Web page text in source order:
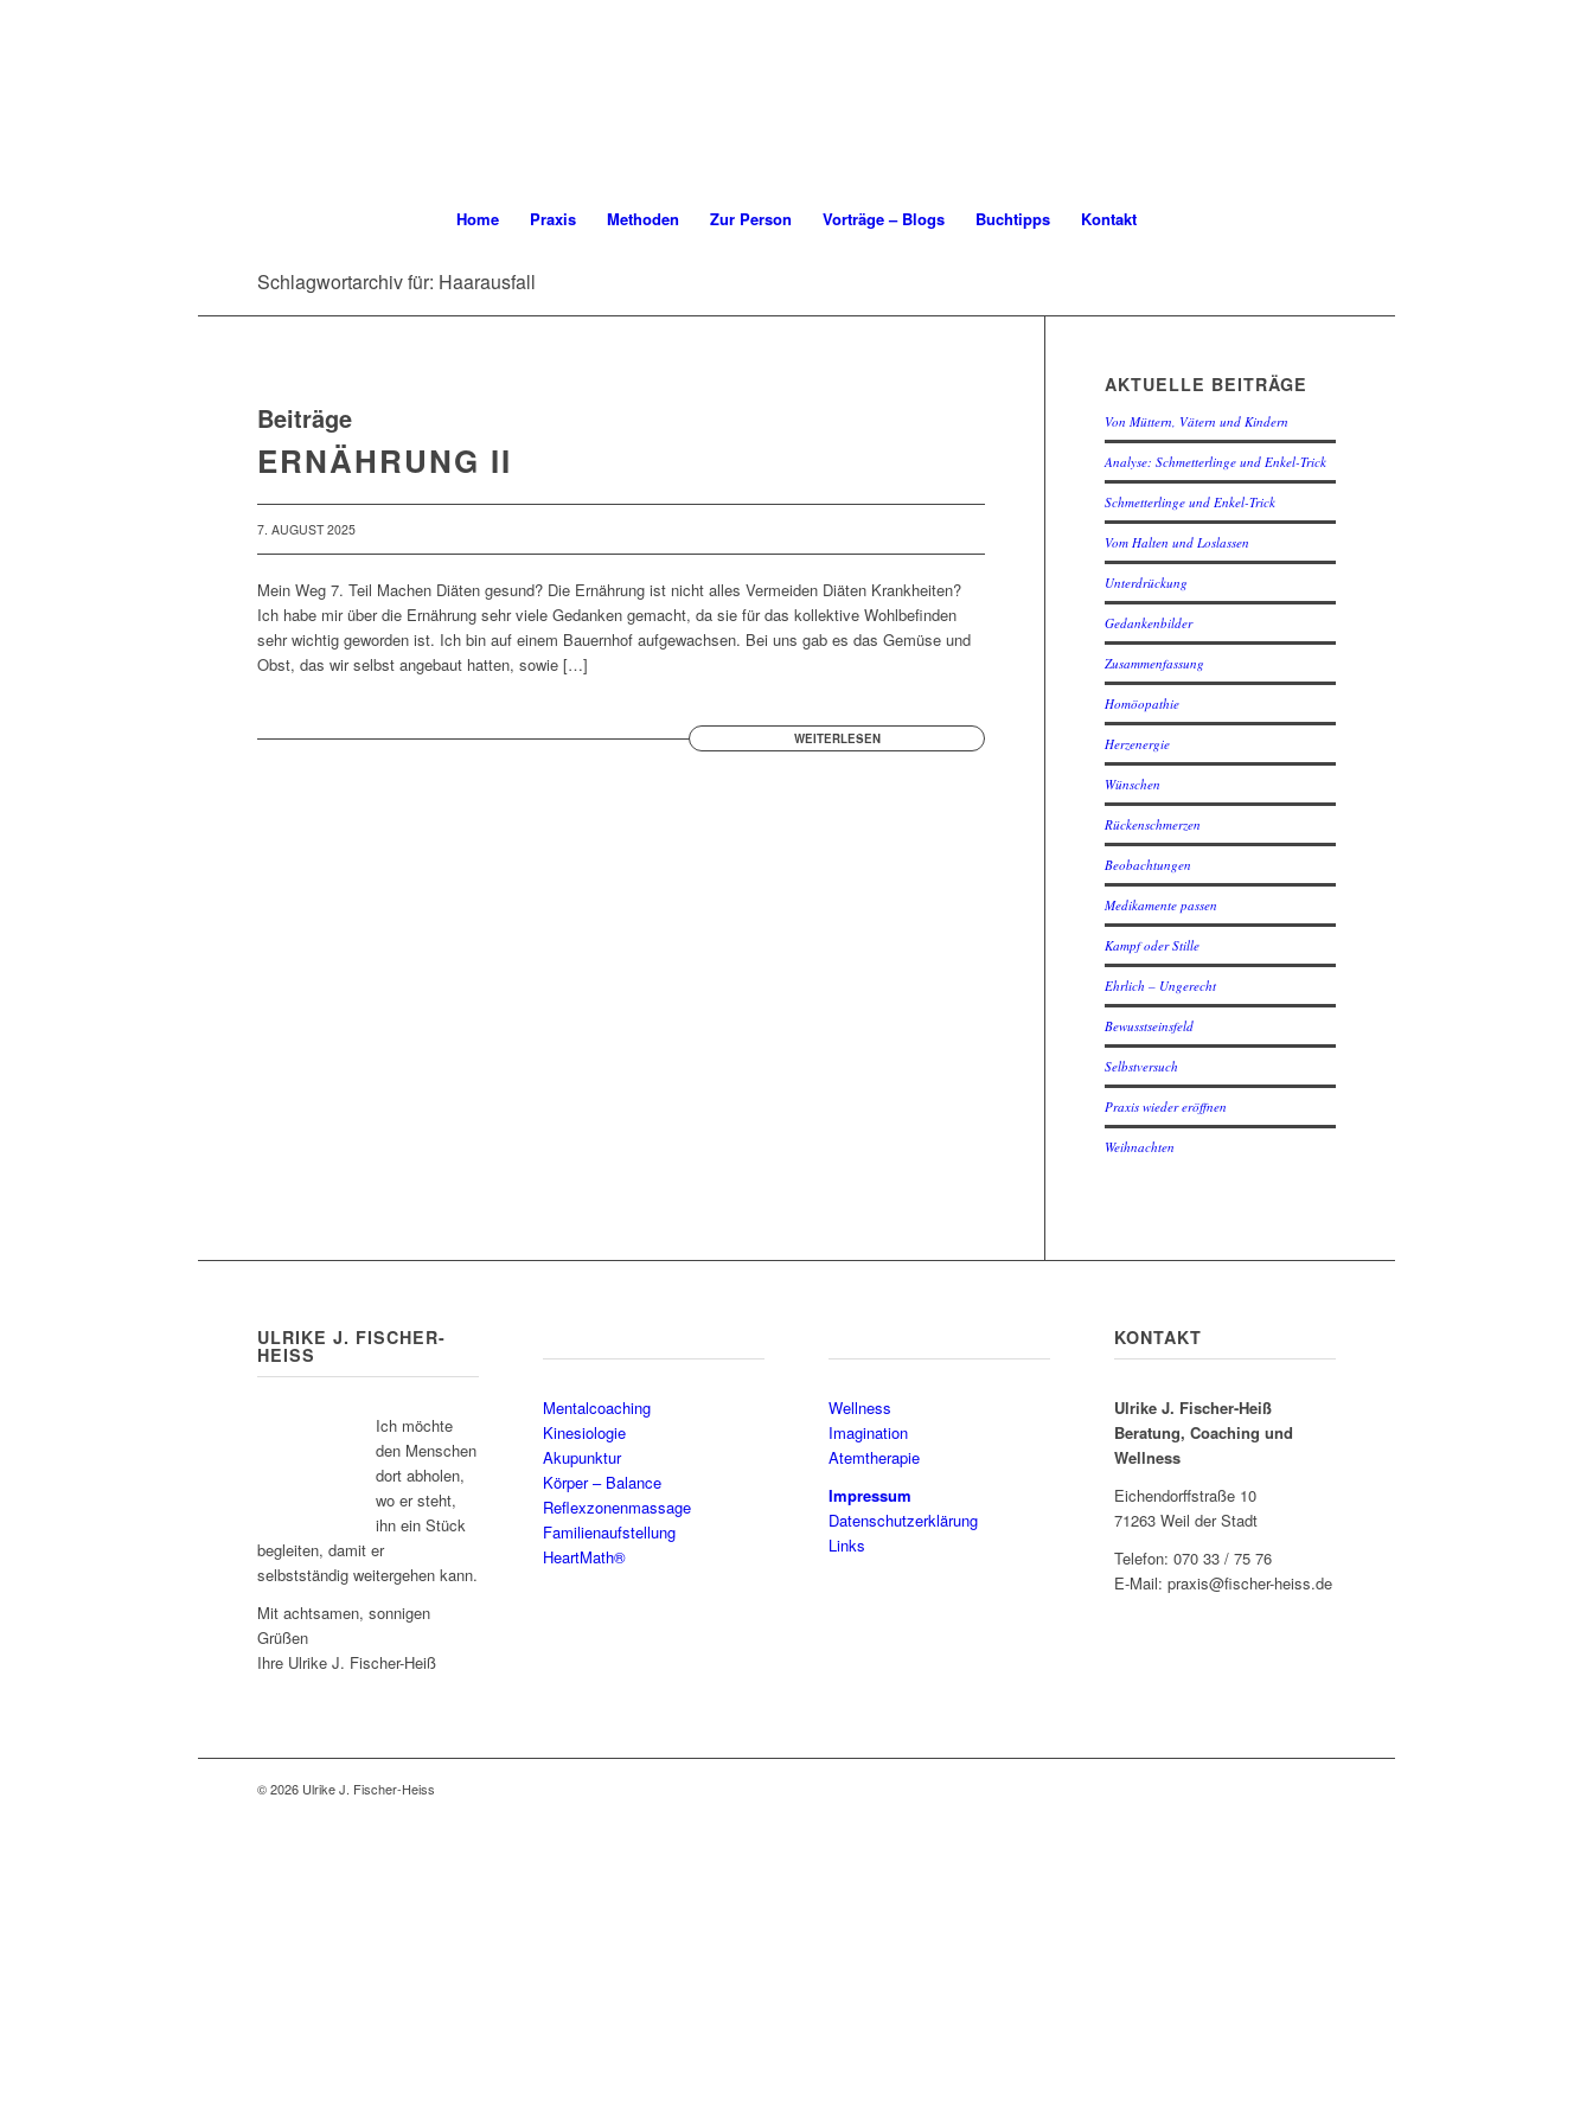
Home Praxis Methoden Zur Person Vorträge – Blogs Buchtipps Kontakt
Schlagwortarchiv für: Haarausfall
Beiträge
ERNÄHRUNG II
7. AUGUST 2025
Mein Weg 7. Teil Machen Diäten gesund? Die Ernährung ist nicht alles Vermeiden Diäten Krankheiten?
Ich habe mir über die Ernährung sehr viele Gedanken gemacht, da sie für das kollektive Wohlbefinden
sehr wichtig geworden ist. Ich bin auf einem Bauernhof aufgewachsen. Bei uns gab es das Gemüse und
Obst, das wir selbst angebaut hatten, sowie […]
WEITERLESEN
AKTUELLE BEITRÄGE
Von Müttern, Vätern und Kindern
Analyse: Schmetterlinge und Enkel-Trick
Schmetterlinge und Enkel-Trick
Vom Halten und Loslassen
Unterdrückung
Gedankenbilder
Zusammenfassung
Homöopathie
Herzenergie
Wünschen
Rückenschmerzen
Beobachtungen
Medikamente passen
Kampf oder Stille
Ehrlich – Ungerecht
Bewusstseinsfeld
Selbstversuch
Praxis wieder eröffnen
Weihnachten
ULRIKE J. FISCHER-
HEISS
Ich möchte
den Menschen
dort abholen,
wo er steht,
ihn ein Stück
begleiten, damit er
selbstständig weitergehen kann.
Mit achtsamen, sonnigen
Grüßen
Ihre Ulrike J. Fischer-Heiß
Mentalcoaching
Kinesiologie
Akupunktur
Körper – Balance
Reflexzonenmassage
Familienaufstellung
HeartMath®
Wellness
Imagination
Atemtherapie
Impressum
Datenschutzerklärung
Links
KONTAKT
Ulrike J. Fischer-Heiß
Beratung, Coaching und
Wellness
Eichendorffstraße 10
71263 Weil der Stadt
Telefon: 070 33 / 75 76
E-Mail: praxis@fischer-heiss.de
© 2026 Ulrike J. Fischer-Heiss